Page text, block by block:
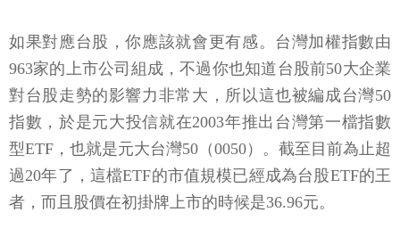
如果對應台股，你應該就會更有感。台灣加權指數由
963家的上市公司組成，不過你也知道台股前50大企業
對台股走勢的影響力非常大，所以這也被編成台灣50
指數，於是元大投信就在2003年推出台灣第一檔指數
型ETF，也就是元大台灣50（0050）。截至目前為止超
過20年了，這檔ETF的市值規模已經成為台股ETF的王
者，而且股價在初掛牌上市的時候是36.96元。